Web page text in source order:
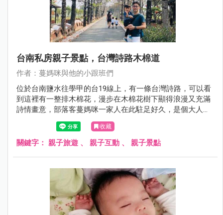
台南私房親子景點，台灣詩路木棉道
作者：蔓媽咪與他的小跟班們
位於台南鹽水往學甲的台19線上，有一條台灣詩路，可以看
到這裡有一整排木棉花，漫步在木棉花樹下顯得浪漫又充滿
詩情畫意，部落客蔓媽咪一家人在此駐足好久，是個大人放
鬆、小孩放電的好地方。
收藏
關鍵字： 親子旅遊 、 親子互動 、 親子景點